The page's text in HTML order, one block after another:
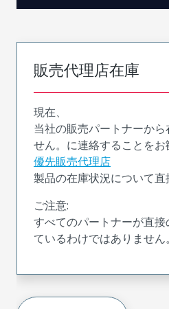
販売代理店在庫
現在、
当社の販売パートナーか
せん。に連絡することをお
優先販売代理店
製品の在庫状況について直
ご注意:
すべてのパートナーが直
ているわけではありません。